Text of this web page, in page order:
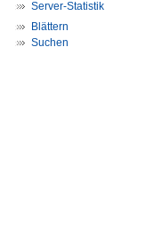
Server-Statistik
Blättern
Suchen